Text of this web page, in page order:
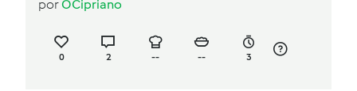
porOCipriano
0 2 -- -- 3